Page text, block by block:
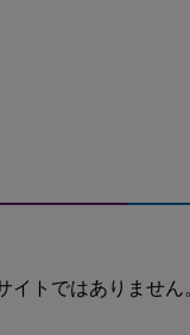
イトではありません